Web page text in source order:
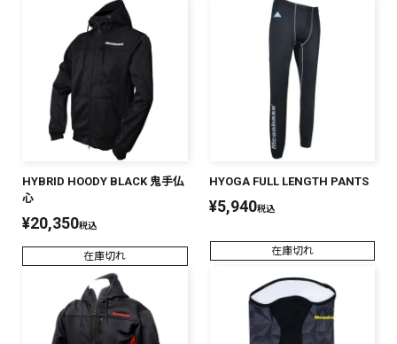
HYBRID HOODY BLACK 鬼手仏
心
¥20,350税込
在庫切れ
HYOGA FULL LENGTH PANTS
¥5,940税込
在庫切れ